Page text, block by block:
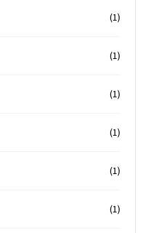
(1)
(1)
(1)
(1)
(1)
(1)